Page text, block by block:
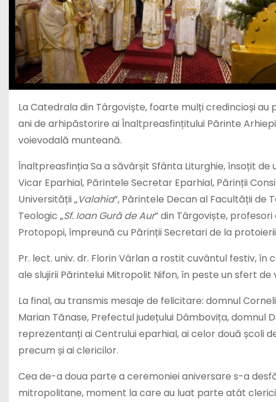
La Catedrala din Târgoviște, foarte mulți credincioși
ani de arhipăstorire ai Înaltpreasfințitului Părinte
voievodală munteană.
Înaltpreasfinția Sa a săvârșit Sfânta Liturghie, însoțit
Vicar Eparhial, Părintele Secretar Eparhial, Părinții
Universității „Valahia”, Părintele Decan al Facultății de
Teologic „Sf. Ioan Gură de Aur” din Târgoviște,
Protopopi, împreună cu Părinții Secretari de la
Pr. lect. univ. dr. Florin Vârlan a rostit cuvântul festiv,
ale slujirii Părintelui Mitropolit Nifon, în peste un sfert de
La final, au transmis mesaje de felicitare: domnul
Marian Tănase, Prefectul județului Dâmbovița, domnul
reprezentanți ai Centrului eparhial, ai celor două școli
precum și ai clericilor.
Cea de-a doua parte a ceremoniei aniversare s-a
mitropolitane, moment la care au luat parte atât